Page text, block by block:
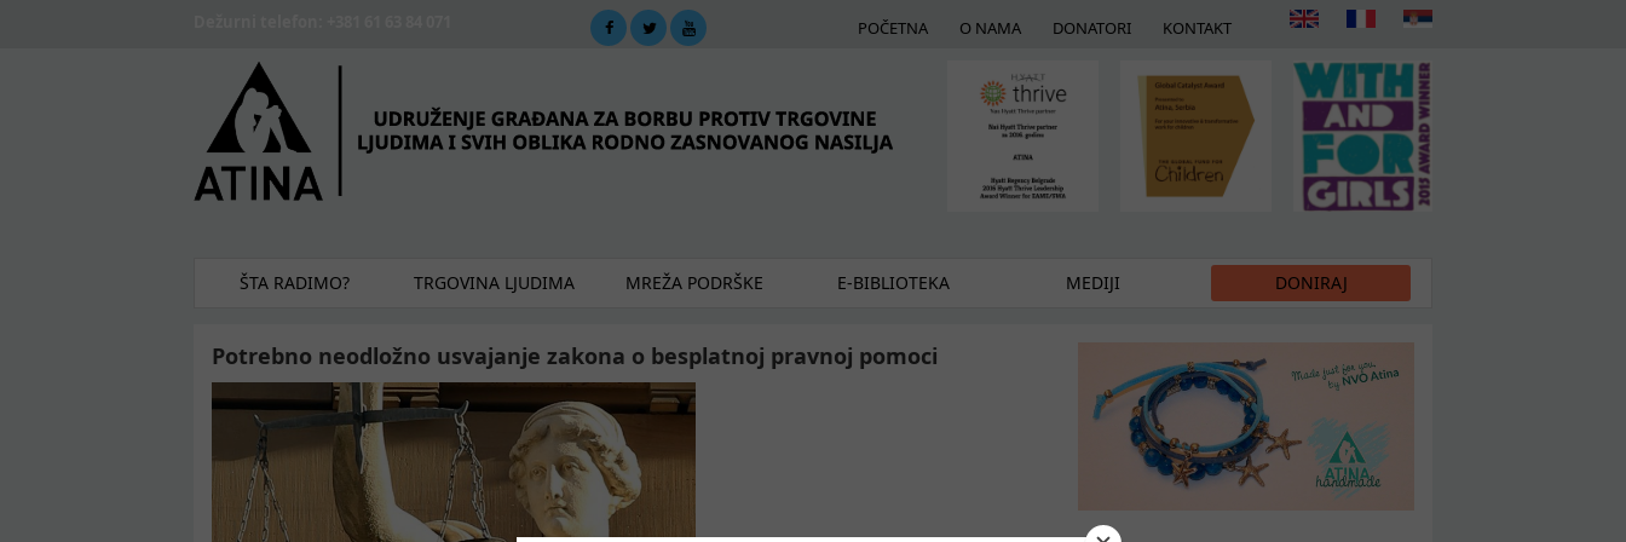
POČETNA O NAMA DONATORI KONTAKT
ŠTA RADIMO? TRGOVINA LJUDIMA MREŽA PODRŠKE E-BIBLIOTEKA MEDIJI DONIRAJ
Potrebno neodložno usvajanje zakona o besplatnoj pravnoj pomoci